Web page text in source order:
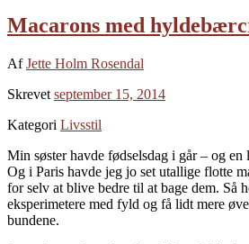
Macarons med
AfJette Holm Rosendal
Skrevet september 15, 2014
Kategori Livsstil
Min søster havde fødselsdag i går – og
Og i Paris havde jeg jo set utallige flotte
for selv at blive bedre til at bage dem. Så
eksperimetere med fyld og få lidt mere
bundene.